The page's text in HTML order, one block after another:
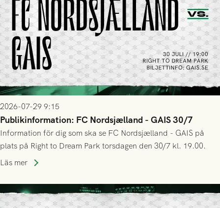
2026-07-29 9:15
Publikinformation: FC Nordsjælland - GAIS 30/7
Information för dig som ska se FC Nordsjælland - GAIS på
plats på Right to Dream Park torsdagen den 30/7 kl. 19.00.
Läs mer